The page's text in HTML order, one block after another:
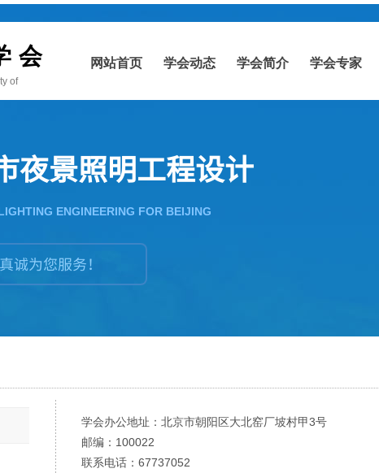
ENGINEERING FOR BEIJING
网站首页 学会动态 学会简介 学会专家
of
诚为您服务！
夜景照明工程设计
会
学会办公地址：北京市朝阳区大北窑厂坡村甲3号
邮编：100022
联系电话：67737052